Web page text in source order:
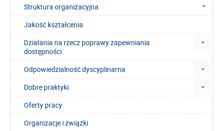
Struktura organizacyjna
Jakość kształcenia
Działania na rzecz poprawy zapewniania
dostępności
Odpowiedzialność dyscyplinarna
Dobre praktyki
Oferty pracy
Organizacje i związki